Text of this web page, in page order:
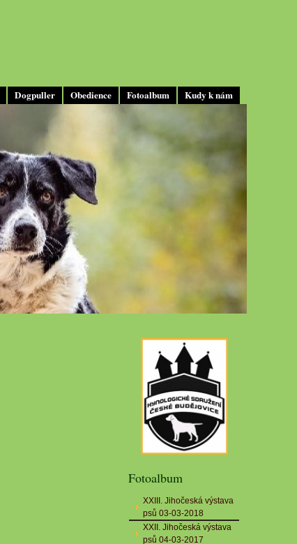
Dogpuller Obedience Fotoalbum Kudy k nám
Fotoalbum
XXIII. Jihočeská výstava
psů 03-03-2018
XXII. Jihočeská výstava
psů 04-03-2017